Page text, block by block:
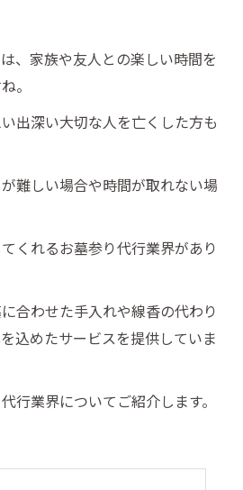
、家族や友人との楽しい時間を
。
出深い大切な人を亡くした方も
難しい場合や時間が取れない場
くれるお墓参り代行業界があり
合わせた手入れや線香の代わり
込めたサービスを提供していま
行業界についてご紹介します。